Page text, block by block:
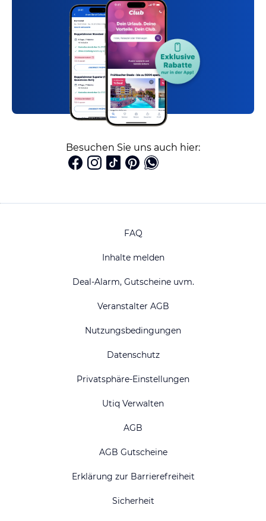
Besuchen Sie uns auch hier:
FAQ
Inhalte melden
Deal-Alarm, Gutscheine uvm.
Veranstalter AGB
Nutzungsbedingungen
Datenschutz
Privatsphäre-Einstellungen
Utiq Verwalten
AGB
AGB Gutscheine
Erklärung zur Barrierefreiheit
Sicherheit